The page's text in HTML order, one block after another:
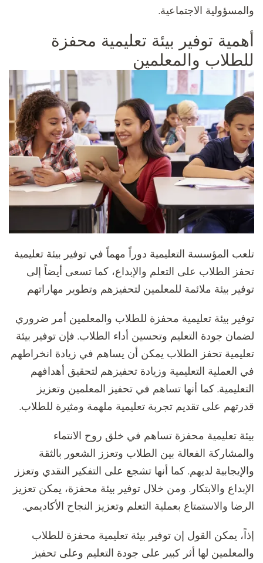
والمسؤولية الاجتماعية.
أهمية توفير بيئة تعليمية محفزة
للطلاب والمعلمين
تلعب المؤسسة التعليمية دوراً مهماً في توفير بيئة تعليمية
تحفز الطلاب على التعلم والإبداع، كما تسعى أيضاً إلى
توفير بيئة ملائمة للمعلمين لتحفيزهم وتطوير مهاراتهم
توفير بيئة تعليمية محفزة للطلاب والمعلمين أمر ضروري
لضمان جودة التعليم وتحسين أداء الطلاب. فإن توفير بيئة
تعليمية تحفز الطلاب يمكن أن يساهم في زيادة انخراطهم
في العملية التعليمية وزيادة تحفيزهم لتحقيق أهدافهم
التعليمية. كما أنها تساهم في تحفيز المعلمين وتعزيز
قدرتهم على تقديم تجربة تعليمية ملهمة ومثيرة للطلاب.
بيئة تعليمية محفزة تساهم في خلق روح الانتماء
والمشاركة الفعالة بين الطلاب وتعزز الشعور بالثقة
والإيجابية لديهم. كما أنها تشجع على التفكير النقدي وتعزز
الإبداع والابتكار. ومن خلال توفير بيئة محفزة، يمكن تعزيز
الرضا والاستمتاع بعملية التعلم وتعزيز النجاح الأكاديمي.
إذاً، يمكن القول إن توفير بيئة تعليمية محفزة للطلاب
والمعلمين لها أثر كبير على جودة التعليم وعلى تحفيز